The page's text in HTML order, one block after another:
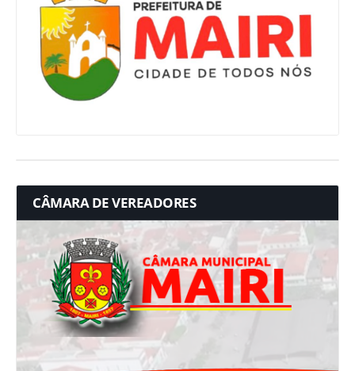
CÂMARA DE VEREADORES